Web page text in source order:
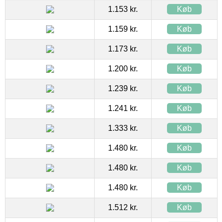
1.153 kr. Køb
1.159 kr. Køb
1.173 kr. Køb
1.200 kr. Køb
1.239 kr. Køb
1.241 kr. Køb
1.333 kr. Køb
1.480 kr. Køb
1.480 kr. Køb
1.480 kr. Køb
1.512 kr. Køb